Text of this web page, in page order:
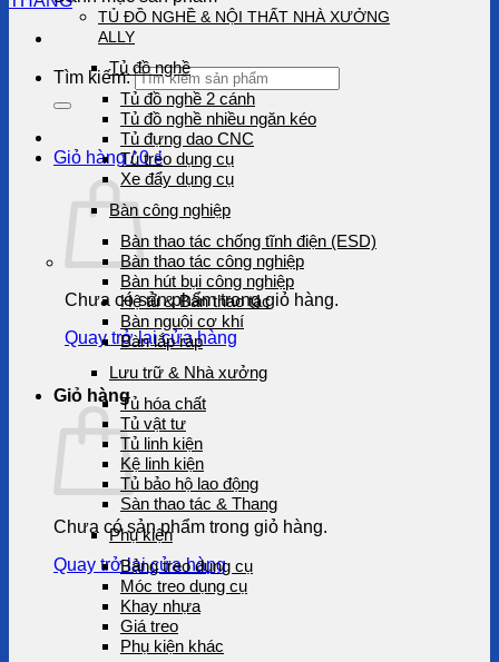
Tìm kiếm:
Giỏ hàng /0₫
Chưa có sản phẩm trong giỏ hàng.
Quay trở lại cửa hàng
Giỏ hàng
Chưa có sản phẩm trong giỏ hàng.
Quay trở lại cửa hàng
TỦ ĐỒ NGHỀ & NỘI THẤT NHÀ XƯỞNG
ALLY
Tủ đồ nghề
Tủ đồ nghề 2 cánh
Tủ đồ nghề nhiều ngăn kéo
Tủ đựng dao CNC
Tủ treo dụng cụ
Xe đẩy dụng cụ
Bàn công nghiệp
Bàn thao tác chống tĩnh điện (ESD)
Bàn thao tác công nghiệp
Bàn hút bụi công nghiệp
Hệ tủ & Bàn thao tác
Bàn nguội cơ khí
Bàn lắp ráp
Lưu trữ & Nhà xưởng
Tủ hóa chất
Tủ vật tư
Tủ linh kiện
Kệ linh kiện
Tủ bảo hộ lao động
Sàn thao tác & Thang
Phụ kiện
Bảng treo dụng cụ
Móc treo dụng cụ
Khay nhựa
Giá treo
Phụ kiện khác